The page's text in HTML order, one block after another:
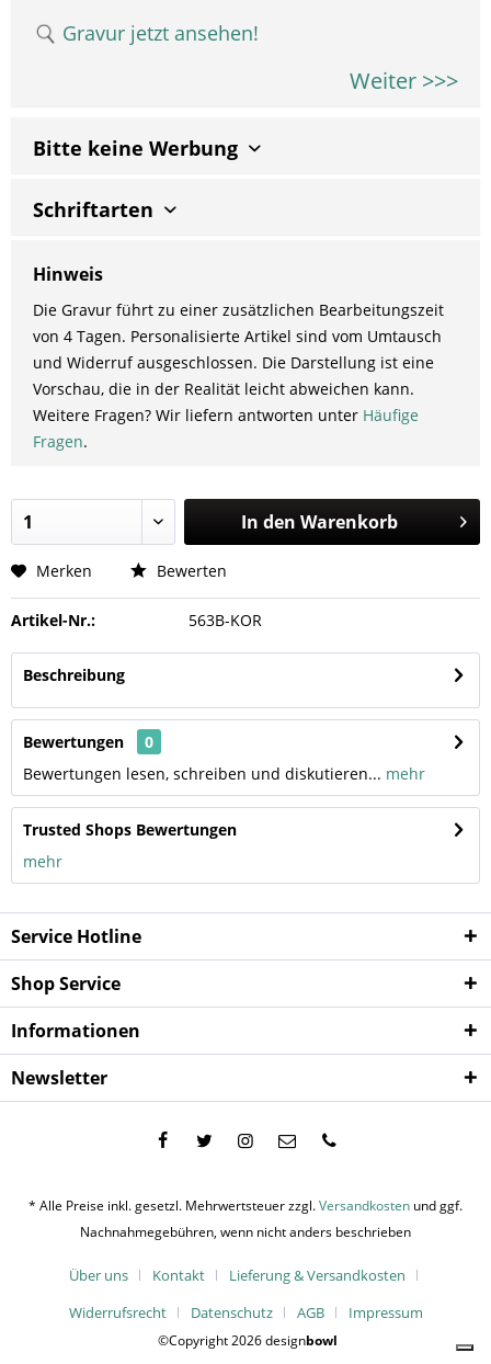
Gravur jetzt ansehen!
Weiter >>>
Bitte keine Werbung
Schriftarten
Hinweis
Die Gravur führt zu einer zusätzlichen Bearbeitungszeit
von 4 Tagen. Personalisierte Artikel sind vom Umtausch
und Widerruf ausgeschlossen. Die Darstellung ist eine
Vorschau, die in der Realität leicht abweichen kann.
Weitere Fragen? Wir liefern antworten unter Häufige
Fragen.
In den Warenkorb
Merken Bewerten
Artikel-Nr.: 563B-KOR
Beschreibung
Bewertungen
0
Bewertungen lesen, schreiben und diskutieren... mehr
Trusted Shops Bewertungen
mehr
Service Hotline
Shop Service
Informationen
Newsletter
* Alle Preise inkl. gesetzl. Mehrwertsteuer zzgl.Versandkosten und ggf.
Nachnahmegebühren, wenn nicht anders beschrieben
Über uns Kontakt
Lieferung & Versandkosten
Widerrufsrecht
Datenschutz AGB Impressum
©Copyright 2026 designbowl